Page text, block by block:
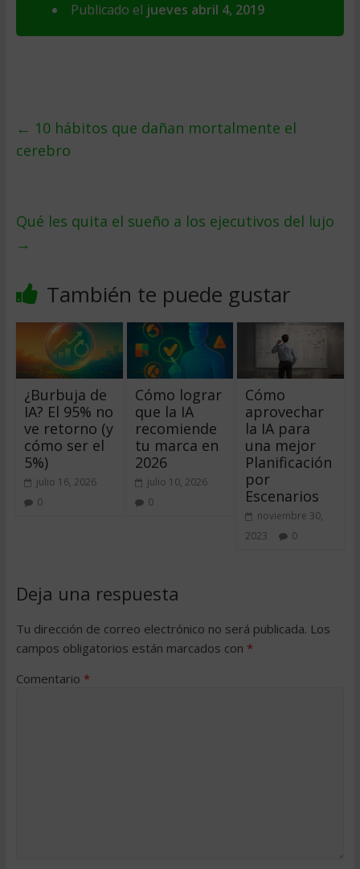
Publicado el jueves abril 4, 2019
← 10 hábitos que dañan mortalmente el
cerebro
Qué les quita el sueño a los ejecutivos del lujo
→
También te puede gustar
¿Burbuja de
IA? El 95% no
ve retorno (y
cómo ser el
5%)
julio 16, 2026
0
Cómo lograr
que la IA
recomiende
tu marca en
2026
julio 10, 2026
0
Cómo
aprovechar
la IA para
una mejor
Planificación
por
Escenarios
noviembre 30,
2023
0
Deja una respuesta
Tu dirección de correo electrónico no será publicada. Los
campos obligatorios están marcados con *
Comentario *